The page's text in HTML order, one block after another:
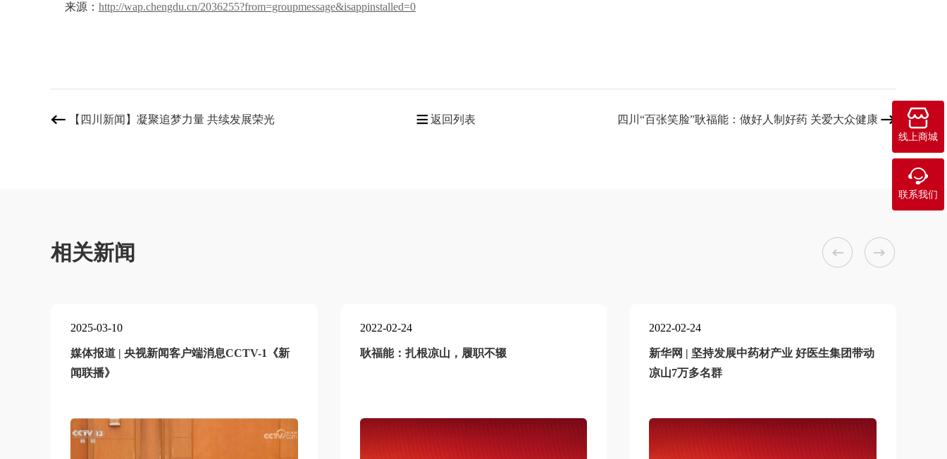
来源： http://wap.chengdu.cn/2036255?from=groupmessage&isappinstalled=0
 【四川新闻】凝聚追梦力量 共续发展荣光  返回列表 四川“百张笑脸”耿福能：做好人制好药 关爱大众健康 
相关新闻  
2025-03-10
媒体报道 | 央视新闻客户端消息CCTV-1《新
闻联播》
2022-02-24
耿福能：扎根凉山，履职不辍
2022-02-24
新华网 | 坚持发展中药材产业 好医生集团带动
凉山7万多名群

线上商城

联系我们